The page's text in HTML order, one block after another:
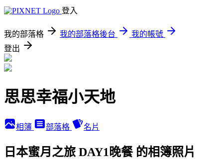
登入
我的部落格 我的部落格後台
我的帳號
登出
思思幸福小天地
相簿 部落格 名片
日本蜜月之旅 DAY1晚餐 的相簿照片